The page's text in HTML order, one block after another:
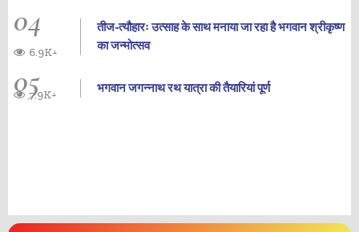
04
तीज-त्यौहारः उत्साह के साथ मनाया जा रहा है भगवान श्रीकृष्ण
का जन्‍मोत्‍सव
6.9K+
05 भगवान जगन्नाथ रथ यात्रा की तैयारियां पूर्ण
7.9K+